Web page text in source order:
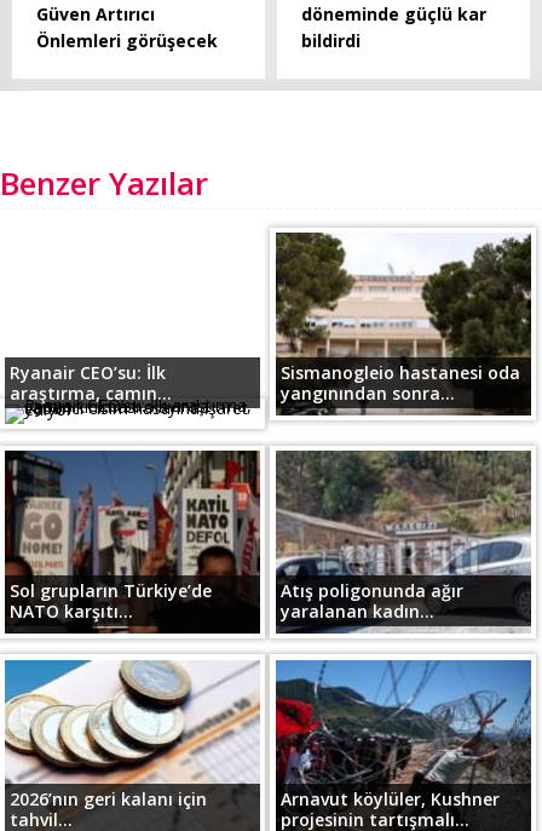
Güven Artırıcı
Önlemleri görüşecek
döneminde güçlü kar
bildirdi
Benzer Yazılar
Ryanair CEO’su: İlk
araştırma, camın...
Sismanogleio hastanesi oda
yangınından sonra...
Sol grupların Türkiye’de
NATO karşıtı...
Atış poligonunda ağır
yaralanan kadın...
2026’nın geri kalanı için
tahvil...
Arnavut köylüler, Kushner
projesinin tartışmalı...